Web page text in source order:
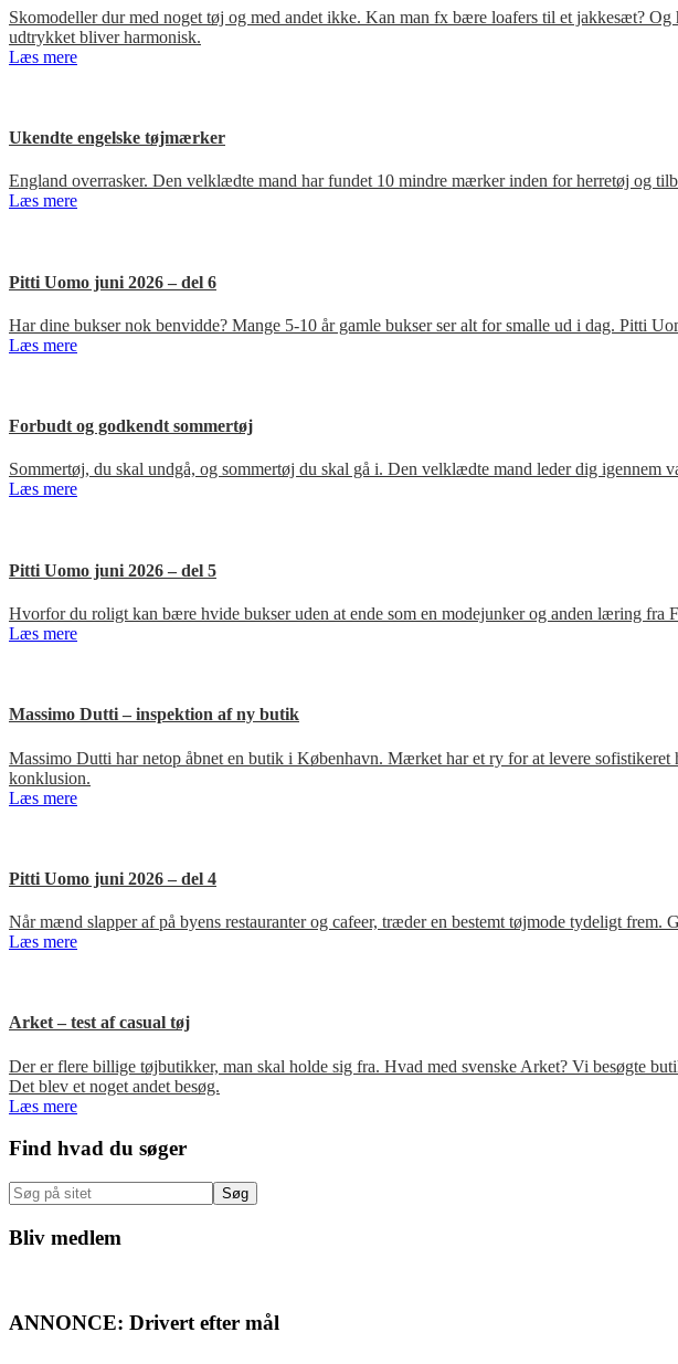
Skomodeller dur med noget tøj og med andet ikke. Kan man fx bære loafers til et jakkesæt?
udtrykket bliver harmonisk.
Læs mere
Ukendte engelske tøjmærker
England overrasker. Den velklædte mand har fundet 10 mindre mærker inden for herretøj og
Læs mere
Pitti Uomo juni 2026 – del 6
Har dine bukser nok benvidde? Mange 5-10 år gamle bukser ser alt for smalle ud i dag. Pitti
Læs mere
Forbudt og godkendt sommertøj
Sommertøj, du skal undgå, og sommertøj du skal gå i. Den velklædte mand leder dig igennem
Læs mere
Pitti Uomo juni 2026 – del 5
Hvorfor du roligt kan bære hvide bukser uden at ende som en modejunker og anden læring fra
Læs mere
Massimo Dutti – inspektion af ny butik
Massimo Dutti har netop åbnet en butik i København. Mærket har et ry for at levere
konklusion.
Læs mere
Pitti Uomo juni 2026 – del 4
Når mænd slapper af på byens restauranter og cafeer, træder en bestemt tøjmode tydeligt frem.
Læs mere
Arket – test af casual tøj
Der er flere billige tøjbutikker, man skal holde sig fra. Hvad med svenske Arket? Vi besøgte
Det blev et noget andet besøg.
Læs mere
Primær
Sidebar
Find hvad du søger
Søg
på
sitet
Bliv medlem
ANNONCE: Drivert efter mål